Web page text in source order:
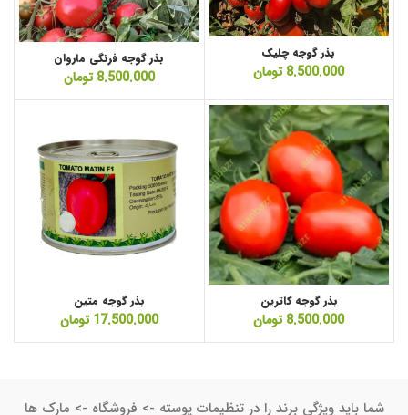
بذر گوجه چلیک
8.500.000 تومان
بذر گوجه فرنگی ماروان
8.500.000 تومان
بذر گوجه کاترین
8.500.000 تومان
بذر گوجه متین
17.500.000 تومان
شما باید ویژگی برند را در تنظیمات پوسته -> فروشگاه -> مارک ها